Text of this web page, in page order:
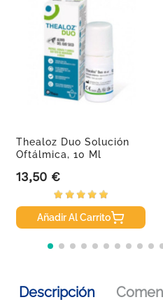
Thealoz Duo Solución
Oftálmica, 10 Ml
Precio
13,50 €
Añadir Al Carrito
Descripción